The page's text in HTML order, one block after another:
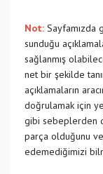
Not: Sayfamızda
sunduğu
sağlanmış
net bir şekilde
açıklamaların
doğrulamak için
gibi sebeplerden
parça olduğunu
edemediğimizi